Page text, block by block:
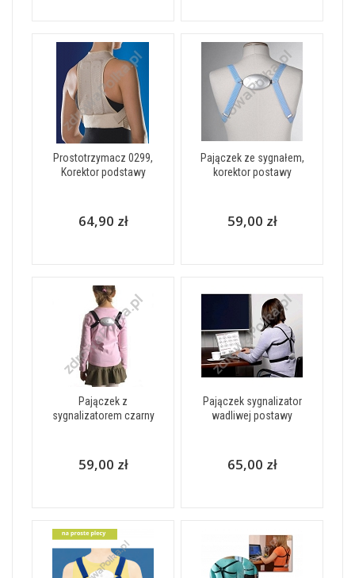
Prostotrzymacz 0299,
Korektor podstawy
64,90 zł
Pajączek ze sygnałem,
korektor postawy
59,00 zł
Pajączek z
sygnalizatorem czarny
59,00 zł
Pajączek sygnalizator
wadliwej postawy
65,00 zł